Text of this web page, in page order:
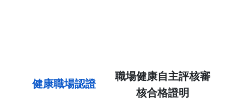
健康職場認證
職場健康自主評核審
核合格證明